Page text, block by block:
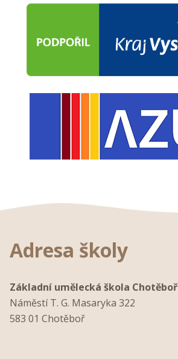
Adresa školy
Základní umělecká škola Chotěboř
Náměstí T. G. Masaryka 322
583 01 Chotěboř